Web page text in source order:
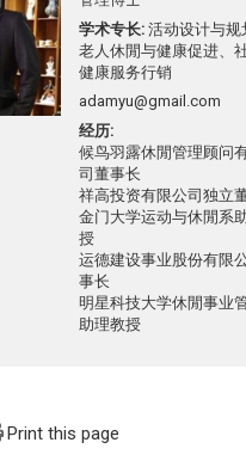
学术专长 活动设计与规
老人休閒与健康促进、
健康服务行销
adamyu@gmail.com
经历
候鸟羽露休閒管理顾问
司董事长
祥高投资有限公司独立
金门大学运动与休閒系
授
运德建设事业股份有限
事长
明星科技大学休閒事业
助理教授
Print this page